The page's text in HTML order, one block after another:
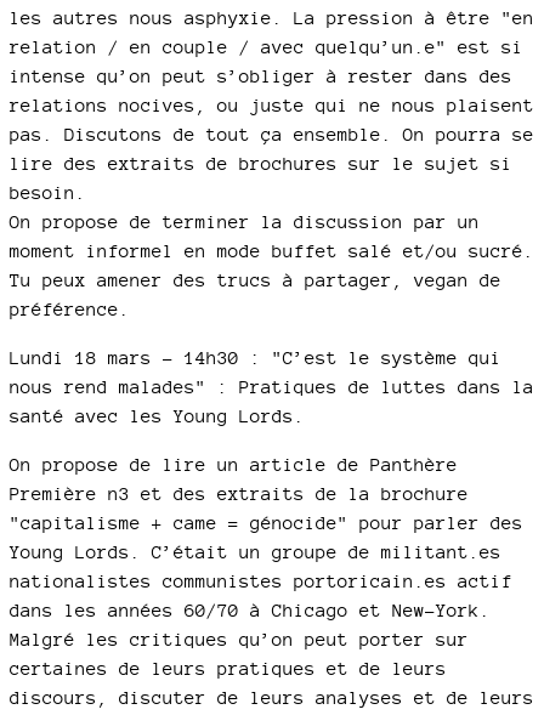
les autres nous asphyxie. La pression à être "en
relation / en couple / avec quelqu’un.e" est si
intense qu’on peut s’obliger à rester dans des
relations nocives, ou juste qui ne nous plaisent
pas. Discutons de tout ça ensemble. On pourra se
lire des extraits de brochures sur le sujet si
besoin.
On propose de terminer la discussion par un
moment informel en mode buffet salé et/ou sucré.
Tu peux amener des trucs à partager, vegan de
préférence.
Lundi 18 mars – 14h30 : "C’est le système qui
nous rend malades" : Pratiques de luttes dans la
santé avec les Young Lords.
On propose de lire un article de Panthère
Première n3 et des extraits de la brochure
"capitalisme + came = génocide" pour parler des
Young Lords. C’était un groupe de militant.es
nationalistes communistes portoricain.es actif
dans les années 60/70 à Chicago et New-York.
Malgré les critiques qu’on peut porter sur
certaines de leurs pratiques et de leurs
discours, discuter de leurs analyses et de leurs